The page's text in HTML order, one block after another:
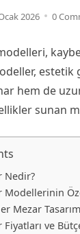
2026 0
estetik
hem de
sunan
Nedir?
Modellerinin
Mezar
ve